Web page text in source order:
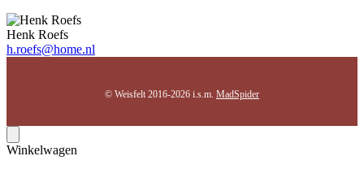
Henk Roefs
h.roefs@home.nl
© Weisfelt 2016-2026 i.s.m. MadSpider
Winkelwagen